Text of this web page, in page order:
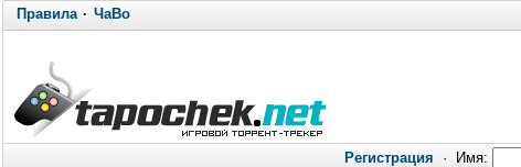
Правила· ЧаВо
Регистрация · Имя: